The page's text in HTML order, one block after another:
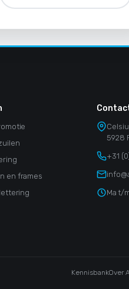
en frames
5928
+31
Ma t/
KennisbankOver